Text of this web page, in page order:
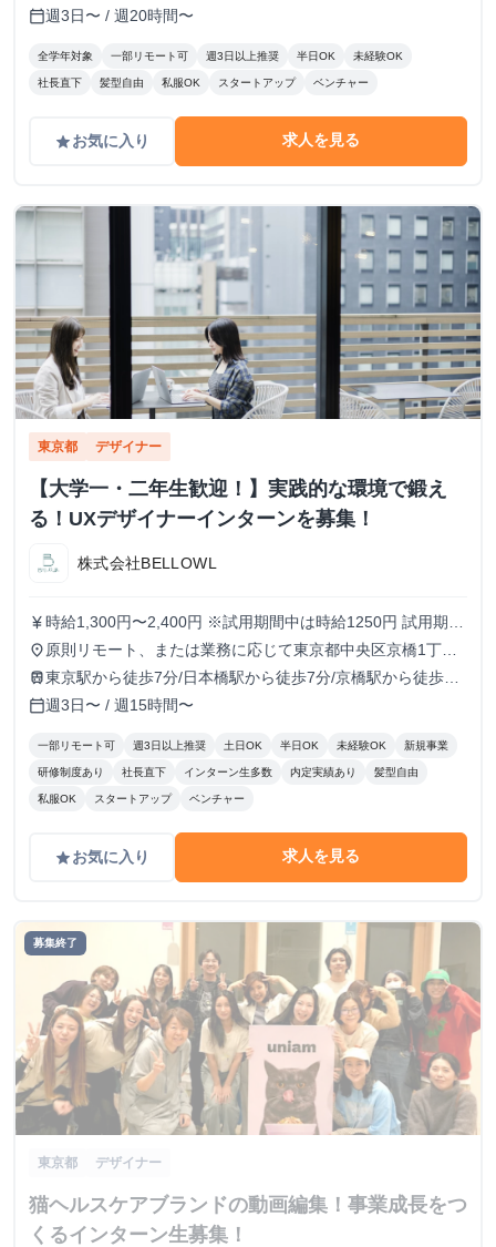
分
calendar_today週3日〜 / 週20時間〜
全学年対象 一部リモート可 週3日以上推奨 半日OK 未経験OK
社長直下 髪型自由 私服OK スタートアップ ベンチャー
gradeお気に入り 求人を見る
東京都 デザイナー
【大学一・二年生歓迎！】実践的な環境で鍛え
る！UXデザイナーインターンを募集！
株式会社BELLOWL
currency_yen 時給1,300円〜2,400円 ※試用期間中は時給1250円 試用期
間：3ヶ月〜6ヶ月（3ヶ月ごとに双方意思確認の上、契約を
更新）
place 原則リモート、または業務に応じて東京都中央区京橋1丁目
6−13 VORT京橋II 9Fのオフィスにて勤務
train東京駅から徒歩7分/日本橋駅から徒歩7分/京橋駅から徒歩5
分/宝町駅から徒歩8分
calendar_today週3日〜 / 週15時間〜
一部リモート可 週3日以上推奨 土日OK 半日OK 未経験OK 新規事業
研修制度あり 社長直下 インターン生多数 内定実績あり 髪型自由
私服OK スタートアップ ベンチャー
gradeお気に入り 求人を見る
募集終了
東京都 デザイナー
猫ヘルスケアブランドの動画編集！事業成長をつ
くるインターン生募集！